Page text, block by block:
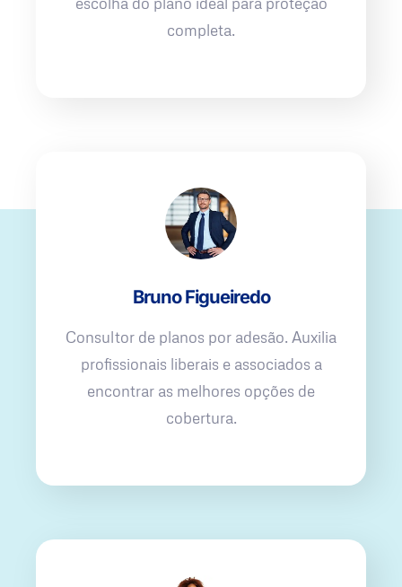
completa.
Bruno Figueiredo
Consultor de planos por adesão. Auxilia
profissionais liberais e associados a
encontrar as melhores opções de
cobertura.